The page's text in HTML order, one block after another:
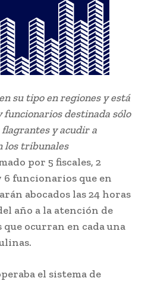
su tipo en regiones y está
destinada sólo
y acudir a
los tribunales
por 5 fiscales, 2
6 funcionarios que en
abocados las 24 horas
año a la atención de
ocurran en cada una
el sistema de